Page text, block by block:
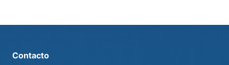
Contacto